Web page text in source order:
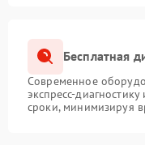
Бесплатная
Современное
экспресс-
сроки, минимизируя